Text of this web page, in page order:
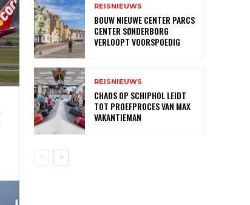
REISNIEUWS
BOUW NIEUWE CENTER PARCS
CENTER SØNDERBORG
VERLOOPT VOORSPOEDIG
REISNIEUWS
CHAOS OP SCHIPHOL LEIDT
TOT PROEFPROCES VAN MAX
VAKANTIEMAN